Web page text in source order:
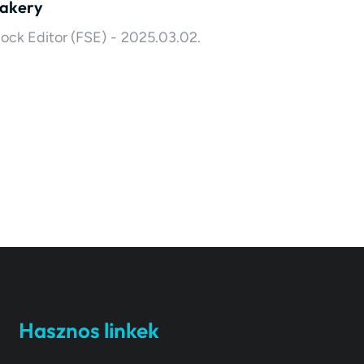
Editor (FSE) 2025.03.02.
Hasznos linkek